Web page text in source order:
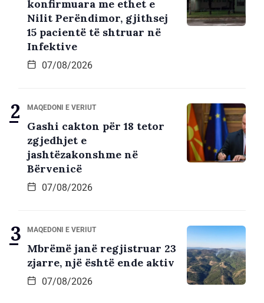
konfirmuara me ethet e
Nilit Perëndimor, gjithsej
15 pacientë të shtruar në
Infektive
07/08/2026
MAQEDONI E VERIUT
Gashi cakton për 18 tetor
zgjedhjet e
jashtëzakonshme në
Bërvenicë
07/08/2026
MAQEDONI E VERIUT
Mbrëmë janë regjistruar 23
zjarre, një është ende aktiv
07/08/2026